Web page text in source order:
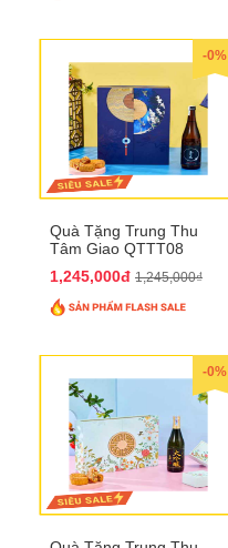
-0%
Quà Tặng Trung Thu
Tâm Giao QTTT08
1,245,000đ 1,245,000₫
-0%